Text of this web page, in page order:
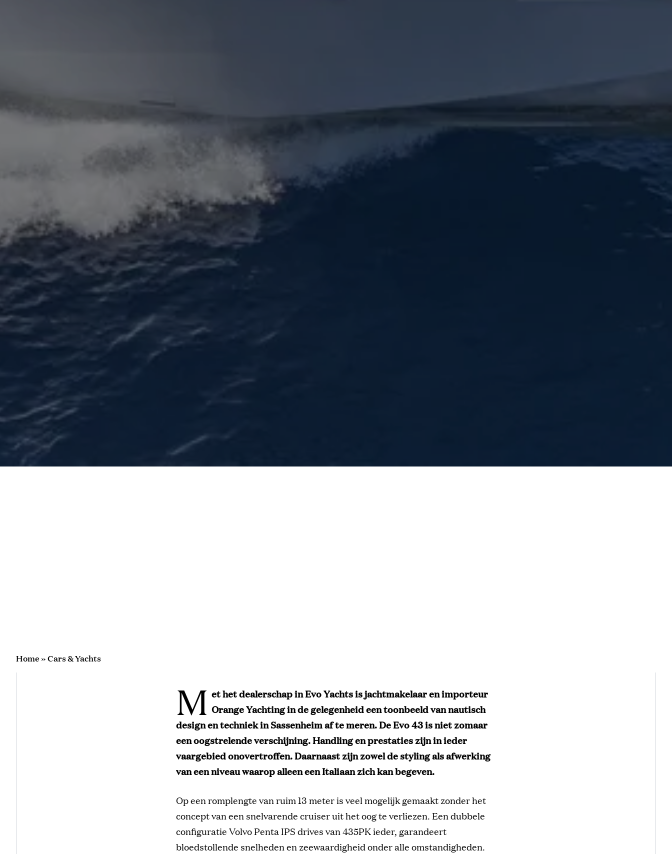
Home»Cars & Yachts
M et het dealerschap in Evo Yachts is jachtmakelaar en importeur
Orange Yachting in de gelegenheid een toonbeeld van nautisch
design en techniek in Sassenheim af te meren. De Evo 43 is niet zomaar
een oogstrelende verschijning. Handling en prestaties zijn in ieder
vaargebied onovertroffen. Daarnaast zijn zowel de styling als afwerking
van een niveau waarop alleen een Italiaan zich kan begeven.
Op een romplengte van ruim 13 meter is veel mogelijk gemaakt zonder het
concept van een snelvarende cruiser uit het oog te verliezen. Een dubbele
configuratie Volvo Penta IPS drives van 435PK ieder, garandeert
bloedstollende snelheden en zeewaardigheid onder alle omstandigheden.